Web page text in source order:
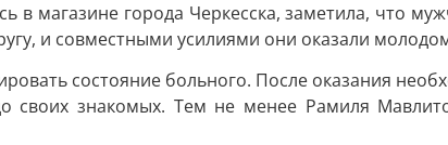
в магазине города Черкесска, заметила, что
и совместными усилиями они оказали
состояние больного. После оказания
своих знакомых. Тем не менее Рамиля